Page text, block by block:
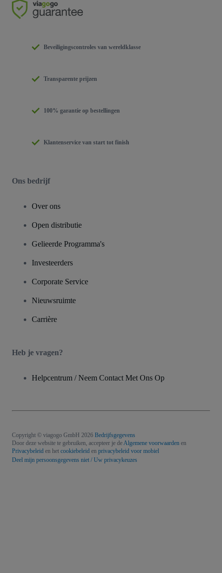
Beveiligingscontroles van wereldklasse
Transparente prijzen
100% garantie op bestellingen
Klantenservice van start tot finish
Ons bedrijf
Over ons
Open distributie
Gelieerde Programma's
Investeerders
Corporate Service
Nieuwsruimte
Carrière
Heb je vragen?
Helpcentrum / Neem Contact Met Ons Op
Copyright © viagogo GmbH 2026 Bedrijfsgegevens
Door deze website te gebruiken, accepteer je deAlgemene voorwaarden en
Privacybeleid en het cookiebeleid en privacybeleid voor mobiel
Deel mijn persoonsgegevens niet / Uw privacykeuzes